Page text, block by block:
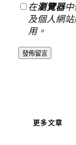
在瀏覽器
及個人網
用。
更多文章